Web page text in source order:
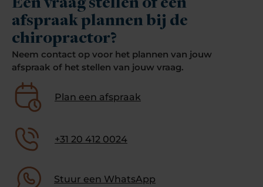
Een vraag stellen of een
afspraak plannen bij de
chiropractor?
Neem contact op voor het plannen van jouw
afspraak of het stellen van jouw vraag.
Plan een afspraak
+31 20 412 0024
Stuur een WhatsApp